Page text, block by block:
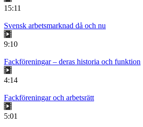
15:11
Svensk arbetsmarknad då och nu
9:10
Fackföreningar – deras historia och funktion
4:14
Fackföreningar och arbetsrätt
5:01